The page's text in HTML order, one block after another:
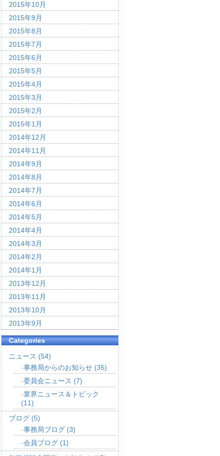
2015年10月
2015年9月
2015年8月
2015年7月
2015年6月
2015年5月
2015年4月
2015年3月
2015年2月
2015年1月
2014年12月
2014年11月
2014年9月
2014年8月
2014年7月
2014年6月
2014年5月
2014年4月
2014年3月
2014年2月
2014年1月
2013年12月
2013年11月
2013年10月
2013年9月
Categories
ニュース (54)
事務局からのお知らせ (35)
委員会ニュース (7)
業界ニュース＆トピック
(11)
ブログ (5)
事務局ブログ (3)
会員ブログ (1)